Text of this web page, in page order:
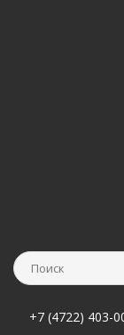
+7 (4722) 403-